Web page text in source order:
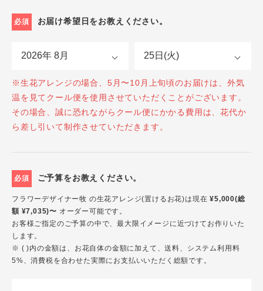
必須 お届け希望日をお教えください。
※生花アレンジの場合、5月〜10月上旬頃のお届けは、外気
温を見てクール便を使用させていただくことがございます。
その場合、誠に恐れながらクール便にかかる費用は、花代か
ら差し引いて制作させていただきます。
必須 ご予算をお教えください。
フラワーデザイナー牧 の生花アレンジ(置けるお花)は現在¥5,000(総
額 ¥7,035)〜 オーダー可能です。
お客様ご指定のご予算の中で、最大限イメージに近づけてお作りいた
します。
※ ( )内の金額は、お花自体の金額に加えて、送料、システム利用料
5%、消費税を合わせた実際にお支払いいただく総額です。